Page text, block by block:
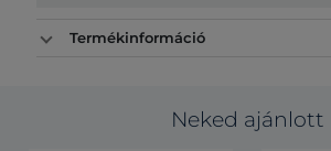
Termékinformáció
Neked ajánlott